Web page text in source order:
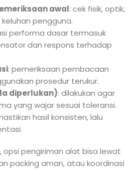
awal: cek fisik, optik,
pengguna.
performa dasar termasuk
dan respons terhadap
: pemeriksaan pembacaan
prosedur terukur.
diperlukan): dilakukan agar
yang wajar sesuai toleransi.
hasil konsisten, lalu
opsi pengiriman alat bisa lewat
packing aman, atau koordinasi